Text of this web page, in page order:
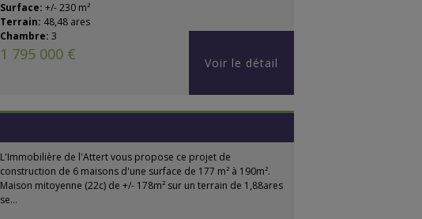
Surface: +/- 230 m²
Terrain: 48,48 ares
Chambre: 3
1 795 000 € Voir le détail
L'Immobilière de l'Attert vous propose ce projet de
construction de 6 maisons d'une surface de 177 m² à 190m².
Maison mitoyenne (22c) de +/- 178m² sur un terrain de 1,88ares
se...